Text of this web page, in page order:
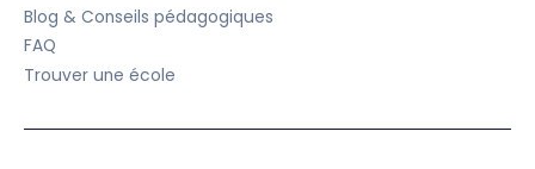
Blog & Conseils pédagogiques
FAQ
Trouver une école